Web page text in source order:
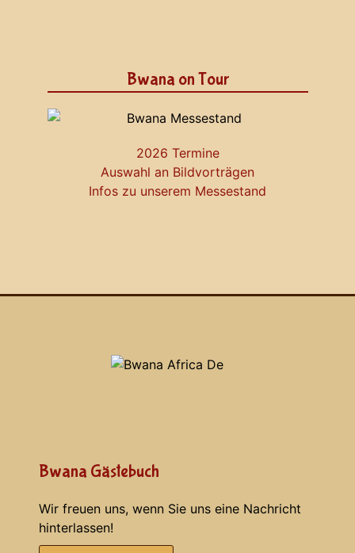
Bwana on Tour
2026 Termine
Auswahl an Bildvorträgen
Infos zu unserem Messestand
Bwana Gästebuch
Wir freuen uns, wenn Sie uns eine Nachricht
hinterlassen!